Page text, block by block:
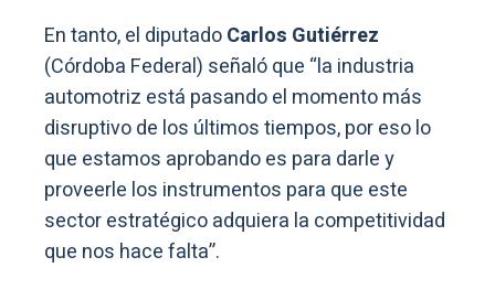
En tanto, el diputadoCarlos Gutiérrez
(Córdoba Federal) señaló que “la industria
automotriz está pasando el momento más
disruptivo de los últimos tiempos, por eso lo
que estamos aprobando es para darle y
proveerle los instrumentos para que este
sector estratégico adquiera la competitividad
que nos hace falta”.